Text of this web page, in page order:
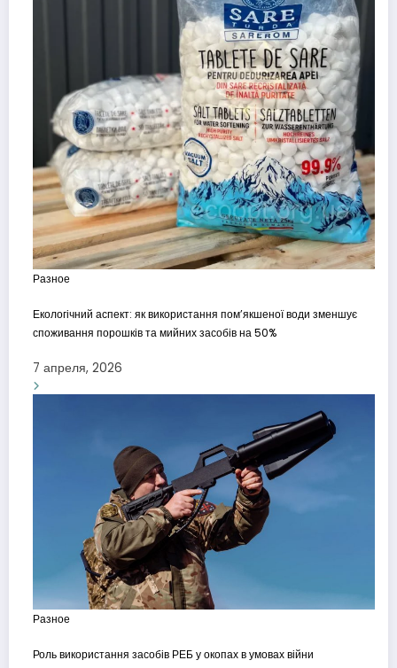
Разное
Екологічний аспект: як використання пом’якшеної води зменшує
споживання порошків та мийних засобів на 50%
7 апреля, 2026
Разное
Роль використання засобів РЕБ у окопах в умовах війни